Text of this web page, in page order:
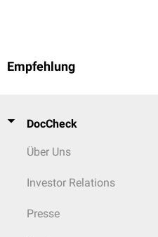
Empfehlung
DocCheck
Über Uns
Investor Relations
Presse